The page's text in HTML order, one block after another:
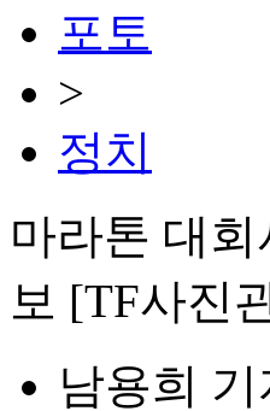
포토
>
정치
마라톤 대
보 [TF사진
남용희 기